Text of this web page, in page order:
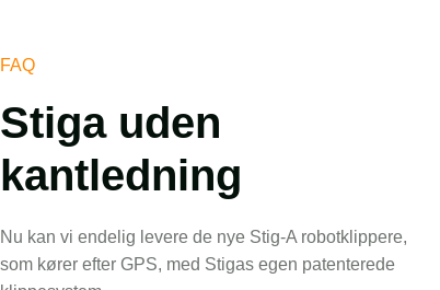
FAQ
Stiga uden
kantledning
Nu kan vi endelig levere de nye Stig-A robotklippere,
som kører efter GPS, med Stigas egen patenterede